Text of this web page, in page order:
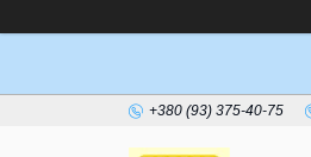
+380 (93) 375-40-75